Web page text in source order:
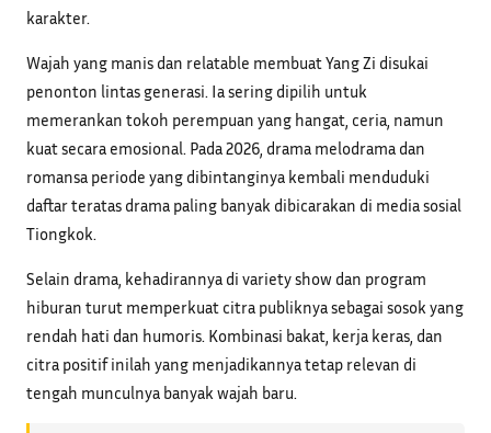
karakter.
Wajah yang manis dan relatable membuat Yang Zi disukai
penonton lintas generasi. Ia sering dipilih untuk
memerankan tokoh perempuan yang hangat, ceria, namun
kuat secara emosional. Pada 2026, drama melodrama dan
romansa periode yang dibintanginya kembali menduduki
daftar teratas drama paling banyak dibicarakan di media sosial
Tiongkok.
Selain drama, kehadirannya di variety show dan program
hiburan turut memperkuat citra publiknya sebagai sosok yang
rendah hati dan humoris. Kombinasi bakat, kerja keras, dan
citra positif inilah yang menjadikannya tetap relevan di
tengah munculnya banyak wajah baru.